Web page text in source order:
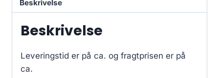
Beskrivelse
Beskrivelse
Leveringstid er på ca. og fragtprisen er på
ca.